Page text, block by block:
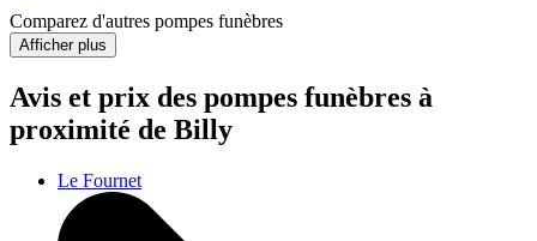
Comparez d'autres pompes funèbres
Afficher plus
Avis et prix des pompes funèbres à
proximité de Billy
Le Fournet